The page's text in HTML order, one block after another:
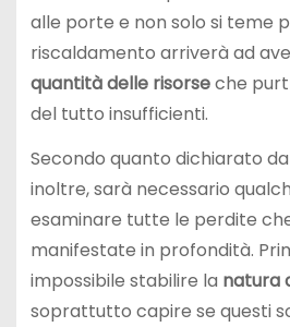
alle porte e non solo si teme
riscaldamento arriverà ad
quantità delle risorseche
del tutto insufficienti.
Secondo quanto dichiarato
inoltre, sarà necessario
esaminare tutte le perdite
manifestate in profondità.
impossibile stabilire la natura
soprattutto capire se questi